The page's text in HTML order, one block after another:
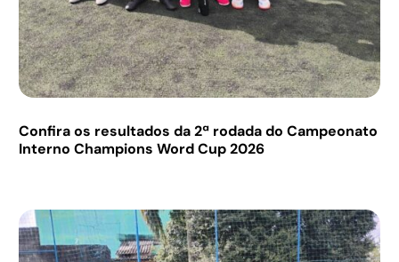
Confira os resultados da 2ª rodada do Campeonato
Interno Champions Word Cup 2026